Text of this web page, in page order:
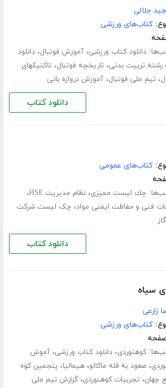
جلالی
کتاب‌های ورزشی
دانلود کتاب ورزشی،آموزش فوتبال،دانلود
رشته تربیت بدنی، تاریخچه فوتبال، تاکتیکهای
، تیم ملی فوتبال،آموزش دروازه بانی
دانلود کتاب
کتاب‌های عمومی
ﭼﻚ ﻟﻴﺴﺖ ﻣﻤﻴﺰی،نظام مدیریت HSE ،
فنی و حفاظت ایمنی مواد، چک لیست شرکت
دانلود کتاب
سیاه
زارعی
کتاب‌های ورزشی
کوهنوردی،دانلود کتاب ورزشی،آموش
،صعود به قله ماکالو،هیمالیا، پنجمین کوه
جهان، تجربیات کوهنوردی،گزارش تیم ملی